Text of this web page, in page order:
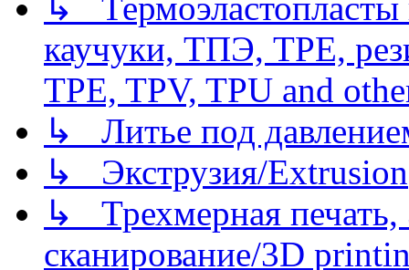
↳
каучуки, ТПЭ, TPE,
TPE, TPV, TPU and
↳ Литье под
↳ Экструзия/Extrusion
↳ Трехмерная
сканирование/3D